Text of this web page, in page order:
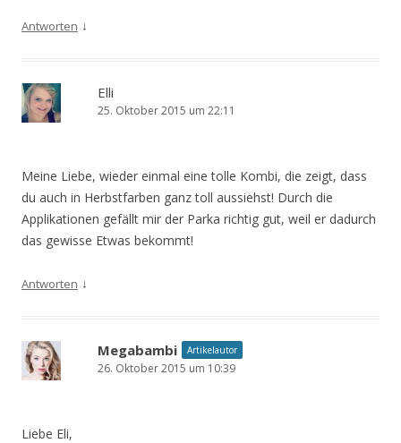
Antworten ↓
Elli
25. Oktober 2015 um 22:11
Meine Liebe, wieder einmal eine tolle Kombi, die zeigt, dass
du auch in Herbstfarben ganz toll aussiehst! Durch die
Applikationen gefällt mir der Parka richtig gut, weil er dadurch
das gewisse Etwas bekommt!
Antworten ↓
Megabambi Artikelautor
26. Oktober 2015 um 10:39
Liebe Eli,